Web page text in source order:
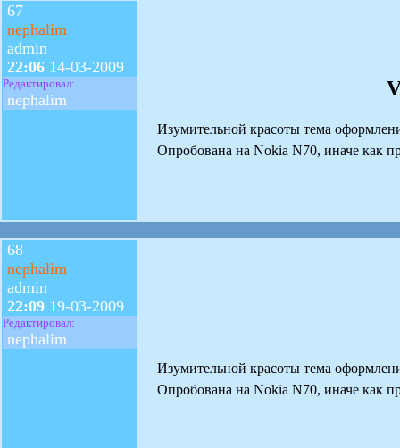
67
nephalim
admin
22:06 14-03-2009
Редактировал:
nephalim
Изумительной красоты тема
Опробована на Nokia N70, иначе как
68
nephalim
admin
22:09 19-03-2009
Редактировал:
nephalim
Изумительной красоты тема
Опробована на Nokia N70, иначе как